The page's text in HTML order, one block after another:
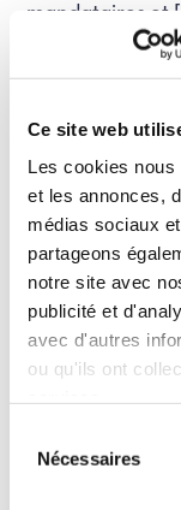
Ce site web
Les cookies nous
et les annonces,
médias sociaux
partageons
notre site avec
publicité et
avec d'autres
ou qu'ils ont
Nécessaires
mandataires et
Agriculture et